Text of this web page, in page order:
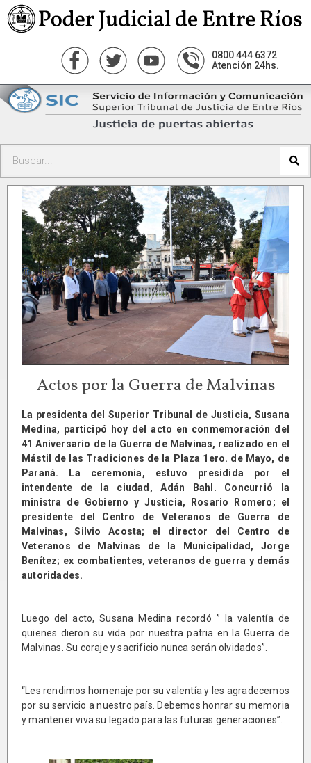
0800 444 6372
Atención 24hs.
Actos por la Guerra de Malvinas
La presidenta del Superior Tribunal de Justicia, Susana
Medina, participó hoy del acto en conmemoración del
41 Aniversario de la Guerra de Malvinas, realizado en el
Mástil de las Tradiciones de la Plaza 1ero. de Mayo, de
Paraná. La ceremonia, estuvo presidida por el
intendente de la ciudad, Adán Bahl. Concurrió la
ministra de Gobierno y Justicia, Rosario Romero; el
presidente del Centro de Veteranos de Guerra de
Malvinas, Silvio Acosta; el director del Centro de
Veteranos de Malvinas de la Municipalidad, Jorge
Benítez; ex combatientes, veteranos de guerra y demás
autoridades.
Luego del acto, Susana Medina recordó ” la valentía de
quienes dieron su vida por nuestra patria en la Guerra de
Malvinas. Su coraje y sacrificio nunca serán olvidados”.
“Les rendimos homenaje por su valentía y les agradecemos
por su servicio a nuestro país. Debemos honrar su memoria
y mantener viva su legado para las futuras generaciones”.